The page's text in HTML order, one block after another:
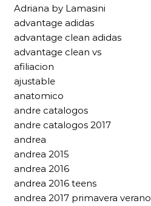
Adriana by Lamasini
advantage adidas
advantage clean adidas
advantage clean vs
afiliacion
ajustable
anatomico
andre catalogos
andre catalogos 2017
andrea
andrea 2015
andrea 2016
andrea 2016 teens
andrea 2017 primavera verano